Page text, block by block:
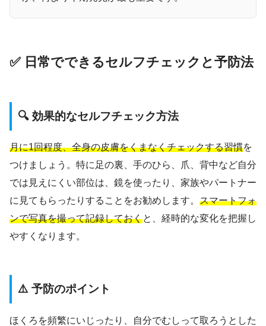
✅ 日常でできるセルフチェックと予防法
🔍 効果的なセルフチェック方法
月に1回程度、全身の皮膚をくまなくチェックする習慣を
つけましょう。特に足の裏、手のひら、爪、背中など自分
では見えにくい部位は、鏡を使ったり、家族やパートナー
に見てもらったりすることをお勧めします。 スマートフォ
ンで写真を撮って記録しておくと、経時的な変化を把握し
やすくなります。
⚠️ 予防のポイント
ほくろを頻繁にいじったり、自分でむしって取ろうとした